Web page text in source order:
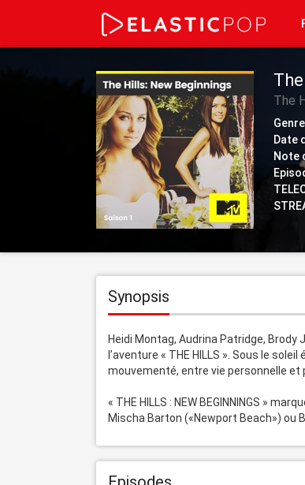
The
Date
Note
Synopsis
Heidi Montag, Audrina Patridge,
l’aventure « THE HILLS ». Sous le
mouvementé, entre vie personnelle et
« THE HILLS : NEW BEGINNINGS »
Mischa Barton («Newport Beach») ou